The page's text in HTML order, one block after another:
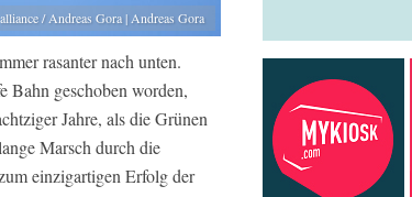
/ Andreas Gora | Andreas Gora
rasanter nach unten.
Bahn geschoben worden,
Jahre, als die Grünen
Marsch durch die
einzigartigen Erfolg der